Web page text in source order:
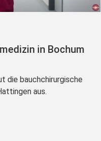
in Bochum
die bauchchirurgische
aus.